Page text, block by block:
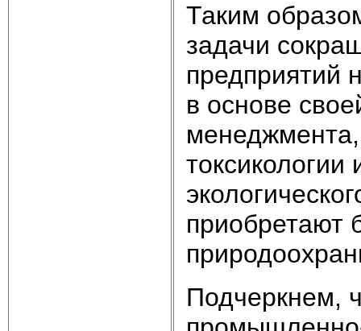
Таким
задачи
предприятий
в основе
приобретают
Подчеркнем,